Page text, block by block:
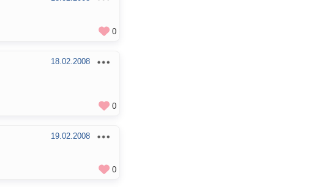
0
18.02.2008
0
19.02.2008
0